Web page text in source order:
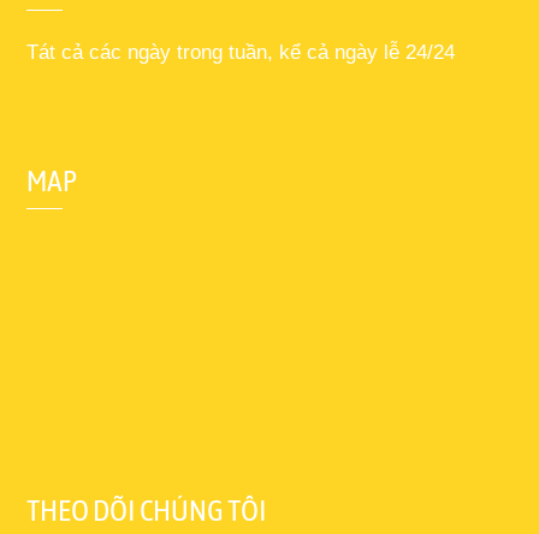
Tát cả các ngày trong tuần, kể cả ngày lễ 24/24
MAP
THEO DÕI CHÚNG TÔI